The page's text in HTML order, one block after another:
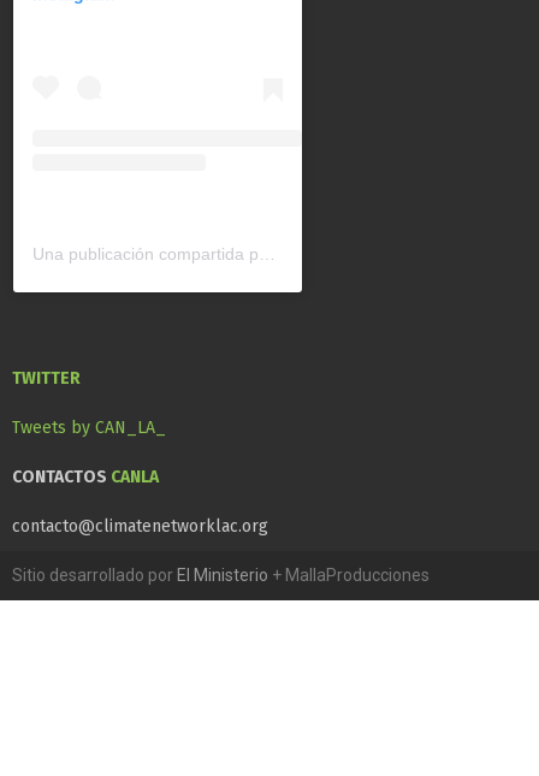
TWITTER
Tweets by CAN_LA_
CONTACTOS CANLA
contacto@climatenetworklac.org
Sitio desarrollado por El Ministerio + MallaProducciones